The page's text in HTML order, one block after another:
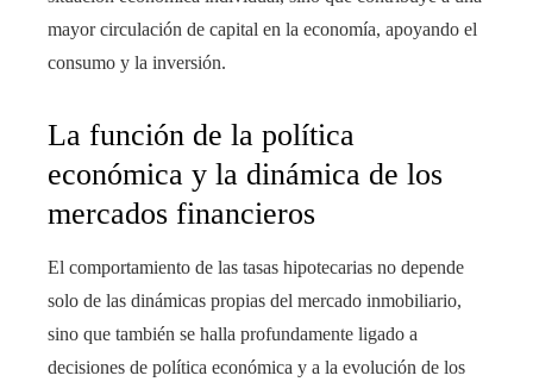
mayor circulación de capital en la economía, apoyando el
consumo y la inversión.
La función de la política
económica y la dinámica de los
mercados financieros
El comportamiento de las tasas hipotecarias no depende
solo de las dinámicas propias del mercado inmobiliario,
sino que también se halla profundamente ligado a
decisiones de política económica y a la evolución de los